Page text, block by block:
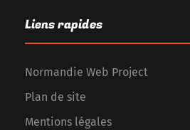
Liens rapides
Normandie Web Project
Plan de site
Mentions légales